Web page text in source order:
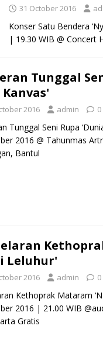
31 October 2016
Konser Satu Bendera
| 19.30 WIB @ Concert
Tunggal
2016 admin 0
Tunggal Seni Rupa
2016 @ Tahunmas
Bantul
Leluhur'
2016 admin 0
Kethoprak Mataram
2016 | 21.00 WIB
Gratis